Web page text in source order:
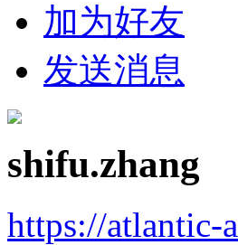
加为好友
发送消息
shifu.zhang
https://atlantic-